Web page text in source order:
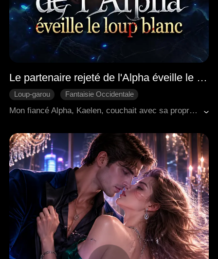
Le partenaire rejeté de l'Alpha éveille le loup blanc
Loup-garou
Fantaisie Occidentale
Scénario-Trahison
Mon fiancé Alpha, Kaelen, couchait avec sa propre sœur—une Oméga méprisable qui se donnait à n'importe qui. Il m'a brisé la jambe tout en utilisant la fortune de *ma* famille pour acheter à sa précieuse sœur un collier en diamant valant une fortune—tout cela dans le but de m'humilier, de me reléguer au « second rang ». Mais je refusais de céder. J'ai accepté ma louve intérieure, Aria, et je me suis liée à son plus grand rival—avant de détruire tout ce qu'ils chérissaient en une nuit décisive. Aujourd'hui, Kaelen est à genoux, implorant mon pardon, prêt à mourir de remords… tandis que je m'éloigne, renaissant, plus forte que jamais.